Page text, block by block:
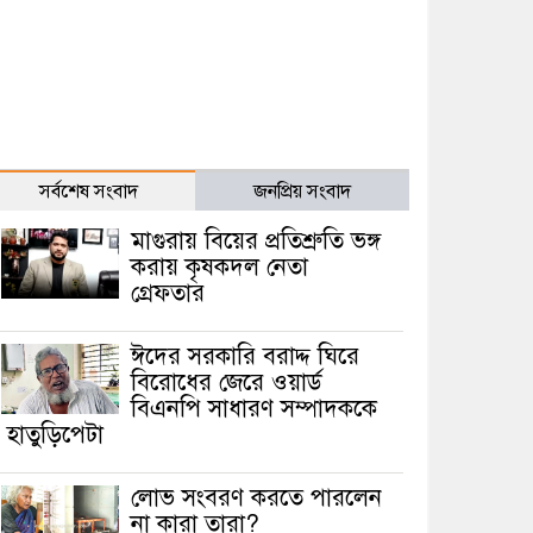
সর্বশেষ সংবাদ জনপ্রিয় সংবাদ
মাগুরায় বিয়ের প্রতিশ্রুতি ভঙ্গ
করায় কৃষকদল নেতা
গ্রেফতার
ঈদের সরকারি বরাদ্দ ঘিরে
বিরোধের জেরে ওয়ার্ড
বিএনপি সাধারণ সম্পাদককে
হাতুড়িপেটা
লোভ সংবরণ করতে পারলেন
না কারা তারা?